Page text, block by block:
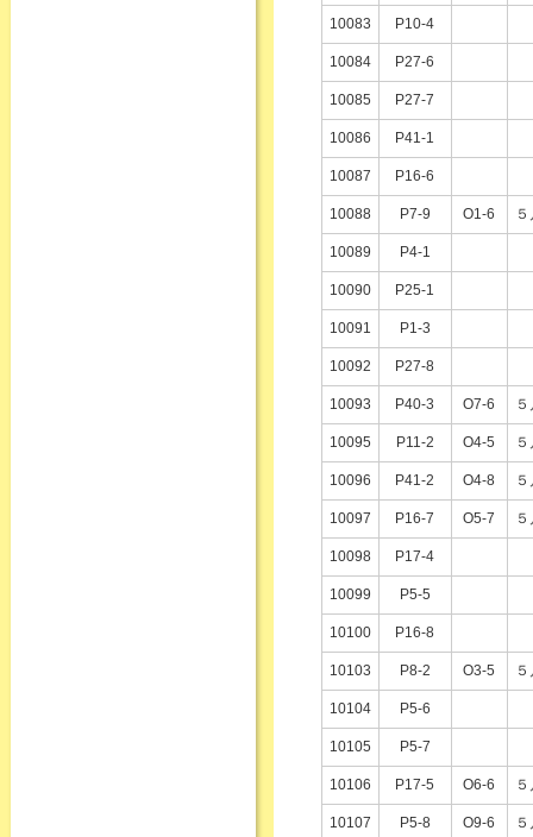
10083 P10-4
10084 P27-6
10085 P27-7
10086 P41-1
10087 P16-6
10088 P7-9 O1-6
10089 P4-1
10090 P25-1
10091 P1-3
10092 P27-8
10093 P40-3 O7-6
10095 P11-2 O4-5
10096 P41-2 O4-8
10097 P16-7 O5-7
10098 P17-4
10099 P5-5
10100 P16-8
10103 P8-2 O3-5
10104 P5-6
10105 P5-7
10106 P17-5 O6-6
10107 P5-8 O9-6